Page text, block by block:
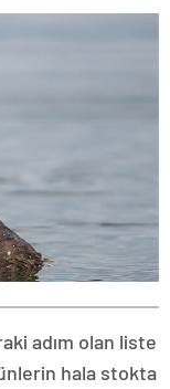
adım olan liste
hala stokta